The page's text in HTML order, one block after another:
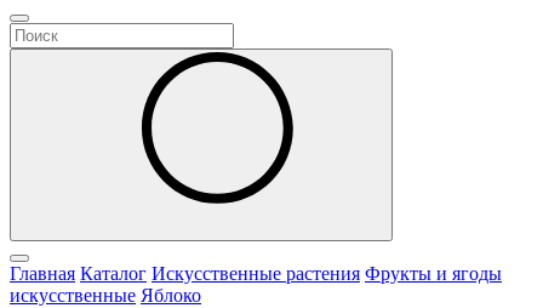
Главная Каталог Искусственные растения Фрукты и ягоды
искусственные Яблоко